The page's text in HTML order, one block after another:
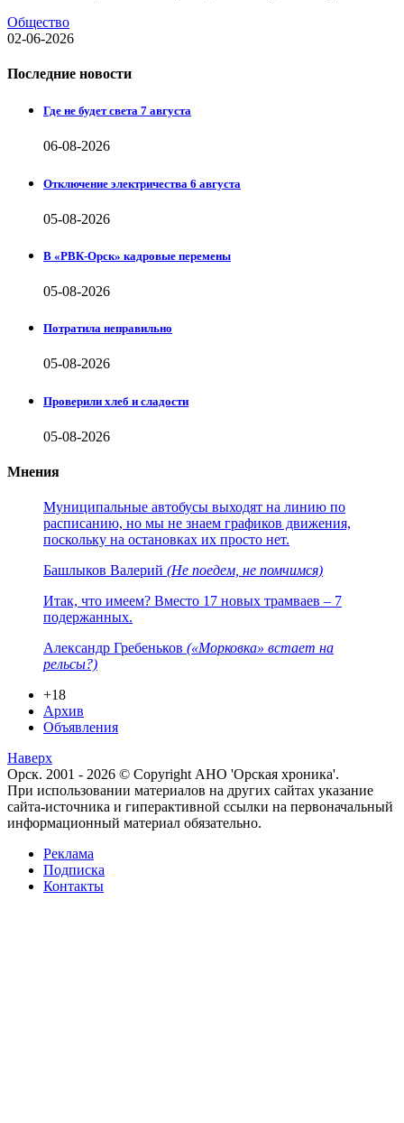
Общество
02-06-2026
Последние новости
Где не будет света 7 августа
06-08-2026
Отключение электричества 6 августа
05-08-2026
В «РВК-Орск» кадровые перемены
05-08-2026
Потратила неправильно
05-08-2026
Проверили хлеб и сладости
05-08-2026
Мнения
Муниципальные автобусы выходят на линию по
расписанию, но мы не знаем графиков движения,
поскольку на остановках их просто нет.
Башлыков Валерий (Не поедем, не помчимся)
Итак, что имеем? Вместо 17 новых трамваев – 7
подержанных.
Александр Гребеньков («Морковка» встает на
рельсы?)
+18
Архив
Объявления
Наверх
Орск. 2001 - 2026 © Copyright АНО 'Орская хроника'.
При использовании материалов на других сайтах указание
сайта-источника и гиперактивной ссылки на первоначальный
информационный материал обязательно.
Реклама
Подписка
Контакты